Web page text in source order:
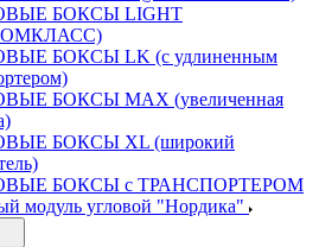
БОКСЫ LIGHT
БОКСЫ LK (с удлиненным
БОКСЫ MAX (увеличенная
БОКСЫ XL (широкий
БОКСЫ с ТРАНСПОРТЕРОМ
модуль угловой "Нордика"